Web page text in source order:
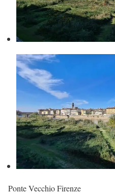
Ponte Vecchio Firenze